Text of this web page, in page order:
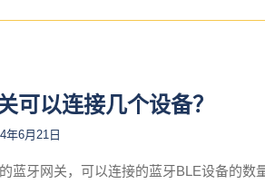
可以连接几个设备？
年6月21日
蓝牙网关，可以连接的蓝牙BLE设备的